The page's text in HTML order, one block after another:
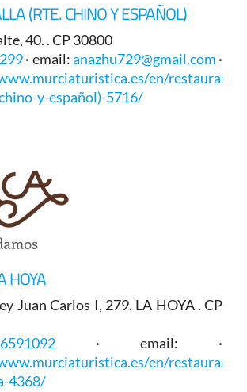
(RTE. CHINO Y ESPAÑOL)
40. . CP 30800
· email:anazhu729@gmail.com ·
en/restaurant/
y-español)-5716/
HOYA
Juan Carlos I, 279. LA HOYA . CP
· email: ·
en/restaurant/
4368/